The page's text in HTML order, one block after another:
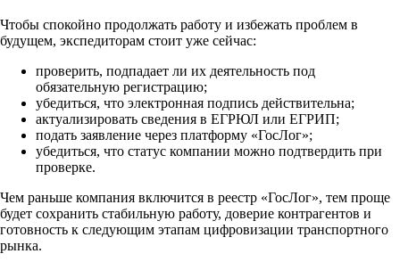
Чтобы спокойно продолжать работу и избежать проблем в
будущем, экспедиторам стоит уже сейчас:
проверить, подпадает ли их деятельность под
обязательную регистрацию;
убедиться, что электронная подпись действительна;
актуализировать сведения в ЕГРЮЛ или ЕГРИП;
подать заявление через платформу «ГосЛог»;
убедиться, что статус компании можно подтвердить при
проверке.
Чем раньше компания включится в реестр «ГосЛог», тем проще
будет сохранить стабильную работу, доверие контрагентов и
готовность к следующим этапам цифровизации транспортного
рынка.